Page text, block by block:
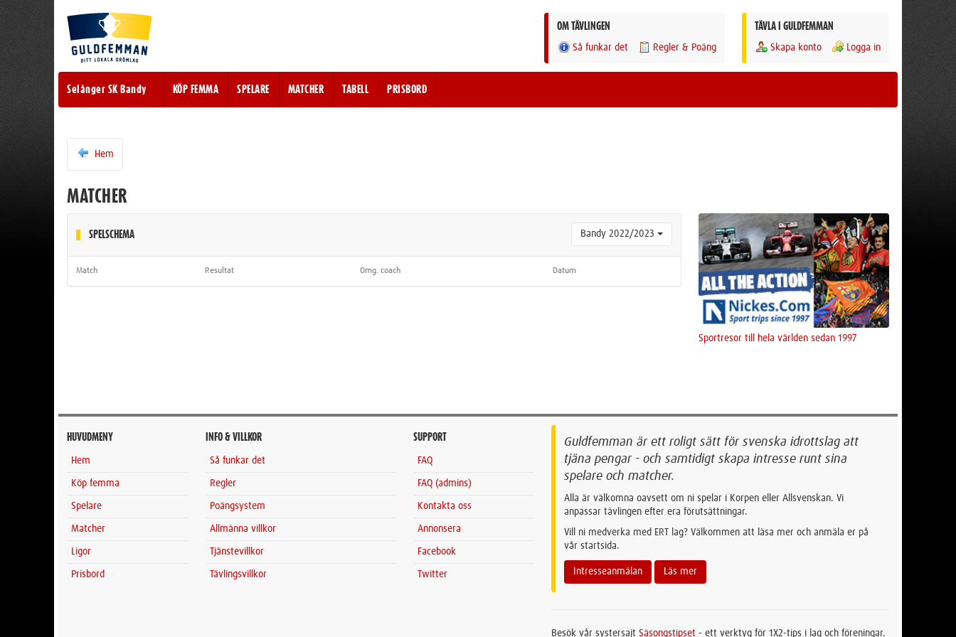
TÄVLA I GULDFEMMAN
Skapa konto Logga in
OM TÄVLINGEN
Så funkar det Regler & Poäng
Selånger SK Bandy KÖP FEMMA SPELARE MATCHER TABELL PRISBORD
Hem
MATCHER
SPELSCHEMA Bandy 2022/2023
Match Resultat Omg. coach Datum
Sportresor till hela världen sedan 1997
HUVUDMENY
Hem
Köp femma
Spelare
Matcher
Ligor
Prisbord
INFO & VILLKOR
Så funkar det
Regler
Poängsystem
Allmänna villkor
Tjänstevillkor
Tävlingsvillkor
SUPPORT
FAQ
FAQ (admins)
Kontakta oss
Annonsera
Facebook
Twitter
Guldfemman är ett roligt sätt för svenska idrottslag att
tjäna pengar - och samtidigt skapa intresse runt sina
spelare och matcher.
Alla är välkomna oavsett om ni spelar i Korpen eller Allsvenskan. Vi
anpassar tävlingen efter era förutsättningar.
Vill ni medverka med ERT lag? Välkommen att läsa mer och anmäla er på
vår startsida.
Intresseanmälan Läs mer
Besök vår systersajtSäsongstipset - ett verktyg för 1X2-tips i lag och föreningar.